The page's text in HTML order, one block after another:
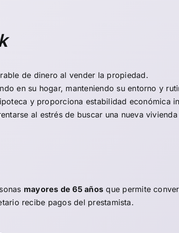
de dinero al vender la propiedad.
en su hogar, manteniendo su entorno y
y proporciona estabilidad económica
al estrés de buscar una nueva
mayores de 65 años que permite
recibe pagos del prestamista.